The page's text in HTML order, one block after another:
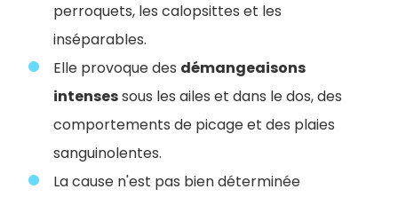
perroquets, les calopsittes et les
inséparables.
Elle provoque des démangeaisons
intensessous les ailes et dans le dos, des
comportements de picage et des plaies
sanguinolentes.
La cause n'est pas bien déterminée